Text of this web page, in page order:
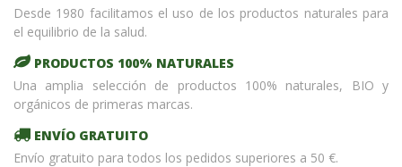
Desde 1980 facilitamos el uso de los productos naturales para
el equilibrio de la salud.
PRODUCTOS 100% NATURALES
Una amplia selección de productos 100% naturales, BIO y
orgánicos de primeras marcas.
ENVÍO GRATUITO
Envío gratuito para todos los pedidos superiores a 50 €.